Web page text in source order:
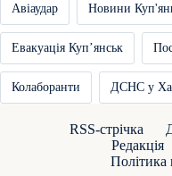
Авіаудар Новини
Евакуація Купʼянськ
Колаборанти ДСНС у
RSS-стрічка
Редакція
Політика